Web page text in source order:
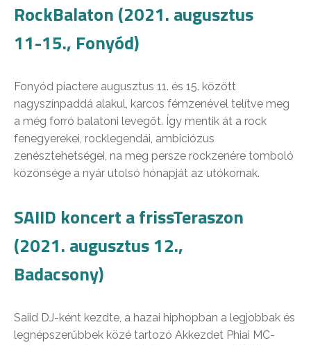
RockBalaton (2021. augusztus
11-15., Fonyód)
Fonyód piactere augusztus 11. és 15. között
nagyszínpaddá alakul, karcos fémzenével telítve meg
a még forró balatoni levegőt. Így mentik át a rock
fenegyerekei, rocklegendái, ambiciózus
zenésztehetségei, na meg persze rockzenére tomboló
közönsége a nyár utolsó hónapját az utókornak.
SAIID koncert a frissTeraszon
(2021. augusztus 12.,
Badacsony)
Saiid DJ-ként kezdte, a hazai hiphopban a legjobbak és
legnépszerűbbek közé tartozó Akkezdet Phiai MC-